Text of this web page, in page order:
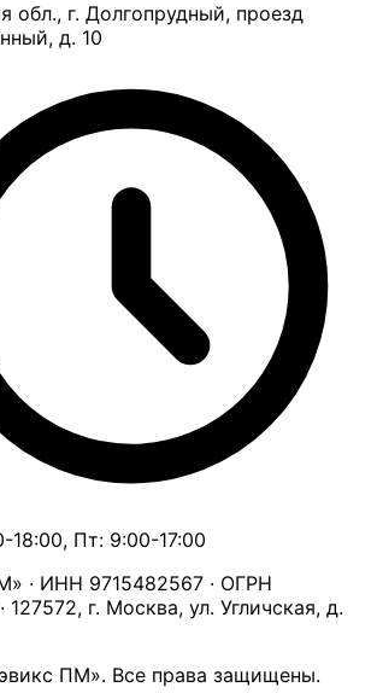
обл., г. Долгопрудный, проезд
д. 10
18:00, Пт: 9:00-17:00
· ИНН 9715482567 · ОГРН
127572, г. Москва, ул. Угличская, д.
ПМ». Все права защищены.